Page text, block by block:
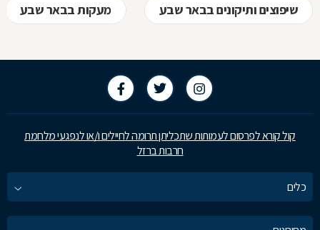
שיפוצים ותיקונים בבאר שבע מעקות בבאר שבע
קול קורא לפרסום לעמותות שתכליתן תרומה לחיילים ו/או לנפגעי מלחמת
חרבות ברזל
כלים